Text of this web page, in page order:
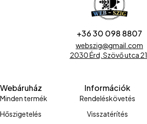
+36 30 098 8807
webszig@gmail.com
2030 Érd, Szövő utca 21.
Webáruház
Minden termék
Hőszigetelés
Információk
Rendeléskövetés
Visszatérítés